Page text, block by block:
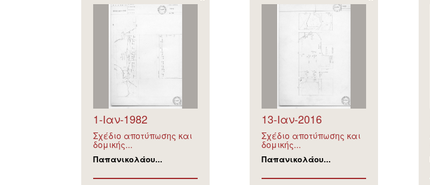
1-Ιαν-1982
Σχέδιο αποτύπωσης και
δομικής...
Παπανικολάου...
13-Ιαν-2016
Σχέδιο αποτύπωσης και
δομικής...
Παπανικολάου...